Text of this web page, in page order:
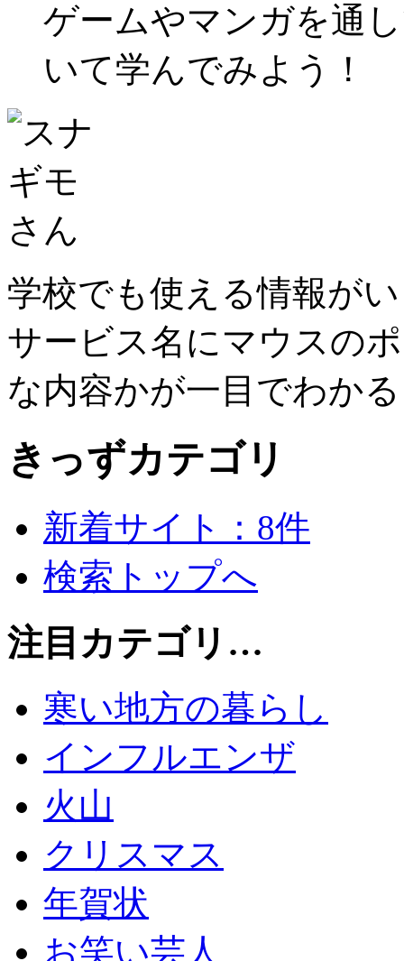
ゲームやマンガを通
いて学んでみよう！
学校でも使える情報が
サービス名にマウスの
な内容かが一目でわか
きっずカテゴリ
新着サイト：8件
検索トップへ
注目カテゴリ…
寒い地方の暮らし
インフルエンザ
火山
クリスマス
年賀状
お笑い芸人